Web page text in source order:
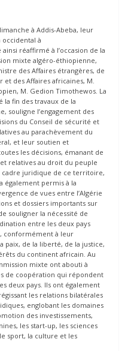
à Addis-Abeba, leur
occidental à
réaffirmé à l’occasion de la
mixte algéro-éthiopienne,
des Affaires étrangères, de
et des Affaires africaines, M.
M. Gedion Timothewos. La
fin des travaux de la
souligne l’engagement des
du Conseil de sécurité et
au parachèvement du
et leur soutien et
les décisions, émanant de
relatives au droit du peuple
cadre juridique de ce territoire,
également permis à la
de vues entre l’Algérie
et dossiers importants sur
souligner la nécessité de
entre les deux pays
conformément à leur
paix, de la liberté, de la justice,
du continent africain. Au
mixte ont abouti à
de coopération qui répondent
deux pays. Ils ont également
les relations bilatérales
englobant les domaines
des investissements,
les start-up, les sciences
sport, la culture et les